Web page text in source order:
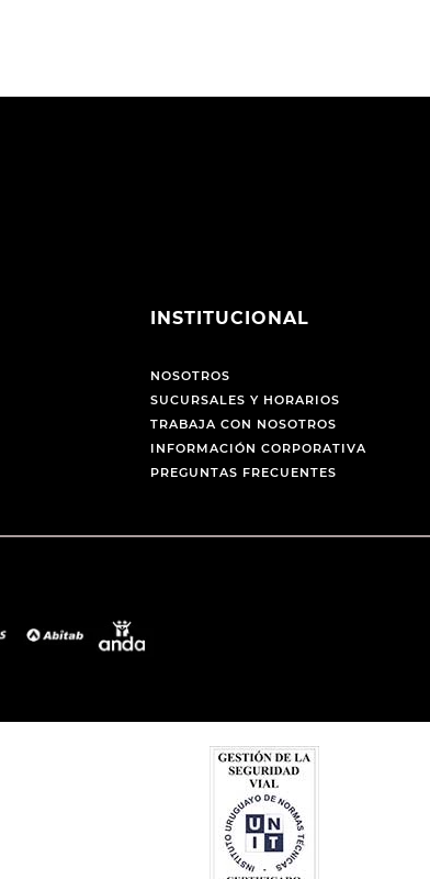
INSTITUCIONAL
NOSOTROS
SUCURSALES Y HORARIOS
TRABAJA CON NOSOTROS
INFORMACIÓN CORPORATIVA
PREGUNTAS FRECUENTES